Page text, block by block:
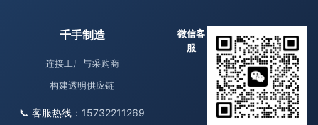
千手制造
连接工厂与采购商
构建透明供应链
📞 客服热线： 15732211269
微信客
服